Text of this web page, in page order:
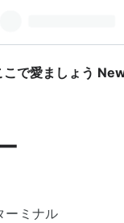
で愛ましょう
ーミナル